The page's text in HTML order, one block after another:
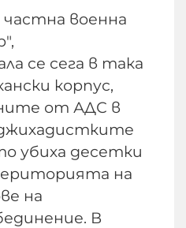
военна
се сега в така
корпус,
от АДС в
убиха десетки
на
на
В